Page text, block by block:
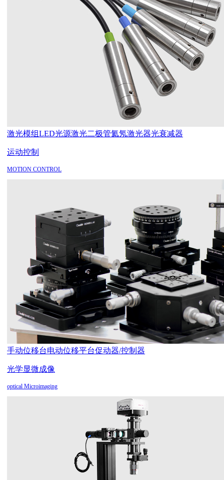
激光模组LED光源激光二极管氦氖激光器光衰减器
运动控制
MOTION CONTROL
手动位移台电动位移平台促动器/控制器
光学显微成像
optical Microimaging